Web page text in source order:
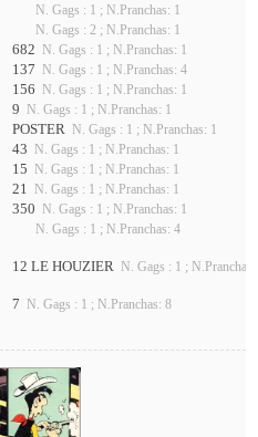
N. Gags : 1 ; N.Pranchas: 1
N. Gags : 2 ; N.Pranchas: 1
682 N. Gags : 1 ; N.Pranchas: 1
137 N. Gags : 1 ; N.Pranchas: 4
156 N. Gags : 1 ; N.Pranchas: 1
9 N. Gags : 1 ; N.Pranchas: 1
POSTER N. Gags : 1 ; N.Pranchas: 1
43 N. Gags : 1 ; N.Pranchas: 1
15 N. Gags : 1 ; N.Pranchas: 1
21 N. Gags : 1 ; N.Pranchas: 1
350 N. Gags : 1 ; N.Pranchas: 1
N. Gags : 1 ; N.Pranchas: 4
12 LE HOUZIER N. Gags : 1 ;
7 N. Gags : 1 ; N.Pranchas: 8